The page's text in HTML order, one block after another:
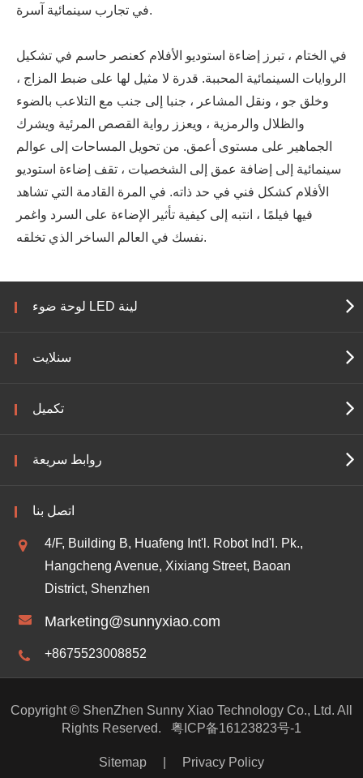
في تجارب سينمائية آسرة.
في الختام ، تبرز إضاءة استوديو الأفلام كعنصر حاسم في تشكيل
الروايات السينمائية المحببة. قدرة لا مثيل لها على ضبط المزاج ،
وخلق جو ، ونقل المشاعر ، جنبا إلى جنب مع التلاعب بالضوء
والظلال والرمزية ، ويعزز رواية القصص المرئية ويشرك
الجماهير على مستوى أعمق. من تحويل المساحات إلى عوالم
سينمائية إلى إضافة عمق إلى الشخصيات ، تقف إضاءة استوديو
الأفلام كشكل فني في حد ذاته. في المرة القادمة التي تشاهد
فيها فيلمًا ، انتبه إلى كيفية تأثير الإضاءة على السرد واغمر
نفسك في العالم الساخر الذي تخلقه.
لوحة ضوء LED لينة
سنلايت
تكميل
روابط سريعة
اتصل بنا
4/F, Building B, Huafeng Int'l. Robot Ind'l. Pk.,
Hangcheng Avenue, Xixiang Street, Baoan
District, Shenzhen
Marketing@sunnyxiao.com
+8675523008852
Copyright © ShenZhen Sunny Xiao Technology Co., Ltd. All
Rights Reserved.
粤ICP备16123823号-1
Sitemap Privacy Policy